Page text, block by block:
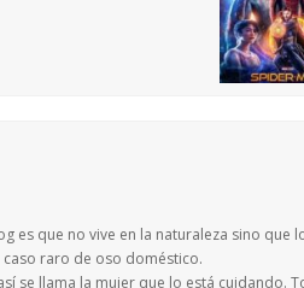
es que no vive en la naturaleza sino que
raro de oso doméstico.
se llama la mujer que lo está cuidando.